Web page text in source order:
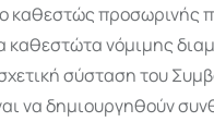
καθεστώς προσωρινής
νόμιμης
σύσταση του
να δημιουργηθούν